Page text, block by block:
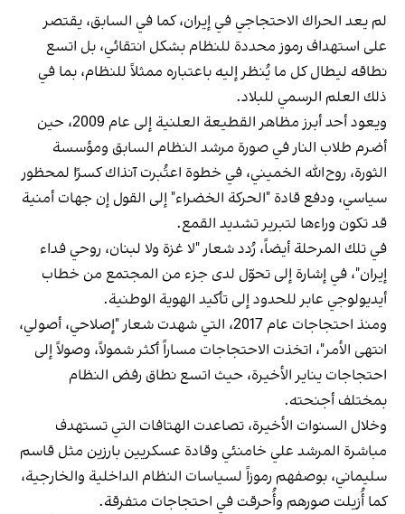
لم يعد الحراك الاحتجاجي في إيران، كما في السابق، يقتصر
على استهداف رموز محددة للنظام بشكل انتقائي، بل اتسع
نطاقه ليطال كل ما يُنظر إليه باعتباره ممثلاً للنظام، بما في
ذلك العلم الرسمي للبلاد.
ويعود أحد أبرز مظاهر القطيعة العلنية إلى عام 2009، حين
أضرم طلاب النار في صورة مرشد النظام السابق ومؤسسة
الثورة، روح‌الله الخميني، في خطوة اعتُبرت آنذاك كسرًا لمحظور
سياسي، ودفع قادة "الحركة الخضراء" إلى القول إن جهات أمنية
قد تكون وراءها لتبرير تشديد القمع.
في تلك المرحلة أيضاً، رُدد شعار "لا غزة ولا لبنان، روحي فداء
إيران"، في إشارة إلى تحوّل لدى جزء من المجتمع من خطاب
أيديولوجي عابر للحدود إلى تأكيد الهوية الوطنية.
ومنذ احتجاجات عام 2017، التي شهدت شعار "إصلاحي، أصولي،
انتهى الأمر"، اتخذت الاحتجاجات مساراً أكثر شمولاً، وصولاً إلى
احتجاجات يناير الأخيرة، حيث اتسع نطاق رفض النظام
بمختلف أجنحته.
وخلال السنوات الأخيرة، تصاعدت الهتافات التي تستهدف
مباشرة المرشد علي خامنئي وقادة عسكريين بارزين مثل قاسم
سليماني، بوصفهم رموزاً لسياسات النظام الداخلية والخارجية،
كما أُزيلت صورهم وأُحرقت في احتجاجات متفرقة.